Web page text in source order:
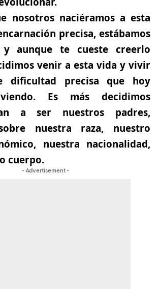
nosotros naciéramos a esta
precisa, estábamos
aunque te cueste creerlo
venir a esta vida y vivir
dificultad precisa que hoy
Es más decidimos
a ser nuestros padres,
nuestra raza, nuestro
nuestra nacionalidad,
cuerpo.
- Advertisement -